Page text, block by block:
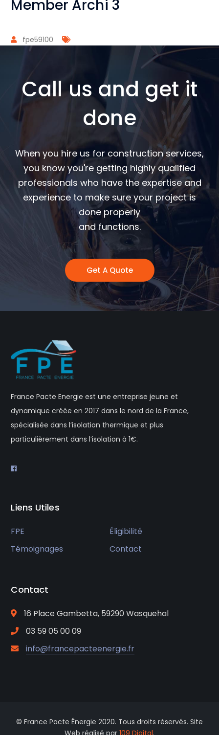
Member Archi 3
fpe59100
Call us and get it
done
When you hire us for construction services,
you know you're getting highly qualified
professionals who have the expertise and
experience to make sure your project is
done properly
and functions.
Get A Quote
France Pacte Energie est une entreprise jeune et
dynamique créée en 2017 dans le nord de la France,
spécialisée dans l’isolation thermique et plus
particulièrement dans l’isolation à 1€.
Liens Utiles
FPE
Éligibilité
Témoignages
Contact
Contact
16 Place Gambetta, 59290 Wasquehal
03 59 05 00 09
info@francepacteenergie.fr
© France Pacte Énergie 2020. Tous droits réservés. Site
Web réalisé par 109 Digital.